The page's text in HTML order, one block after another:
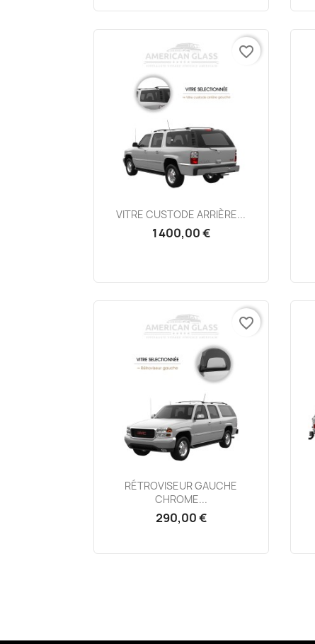
Aperçu rapide
VITRE CUSTODE ARRIÈRE...
1 400,00 €
favorite_border
Aperçu rapide
RÉTROVISEUR GAUCHE
CHROME...
290,00 €
favorite_border